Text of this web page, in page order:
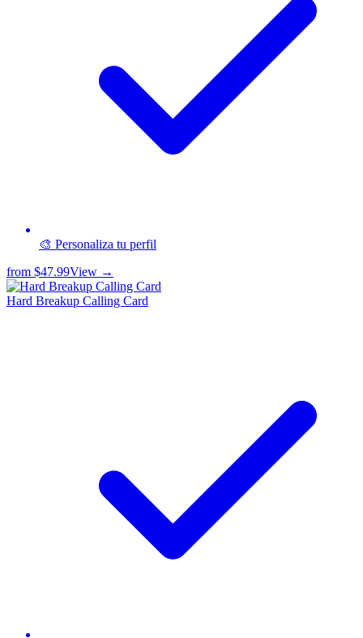
🎨 Personaliza tu perfil
from $47.99View →
Hard Breakup Calling Card